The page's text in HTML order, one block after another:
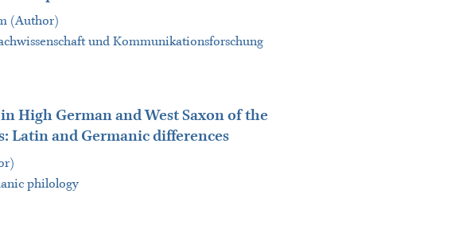
(Author)
und Kommunikationsforschung
High German and West Saxon of the
Latin and Germanic differences
philology